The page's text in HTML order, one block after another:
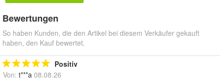
Bewertungen
So haben Kunden, die den Artikel bei diesem Verkäufer gekauft
haben, den Kauf bewertet.
Positiv
Von: t***a 08.08.26